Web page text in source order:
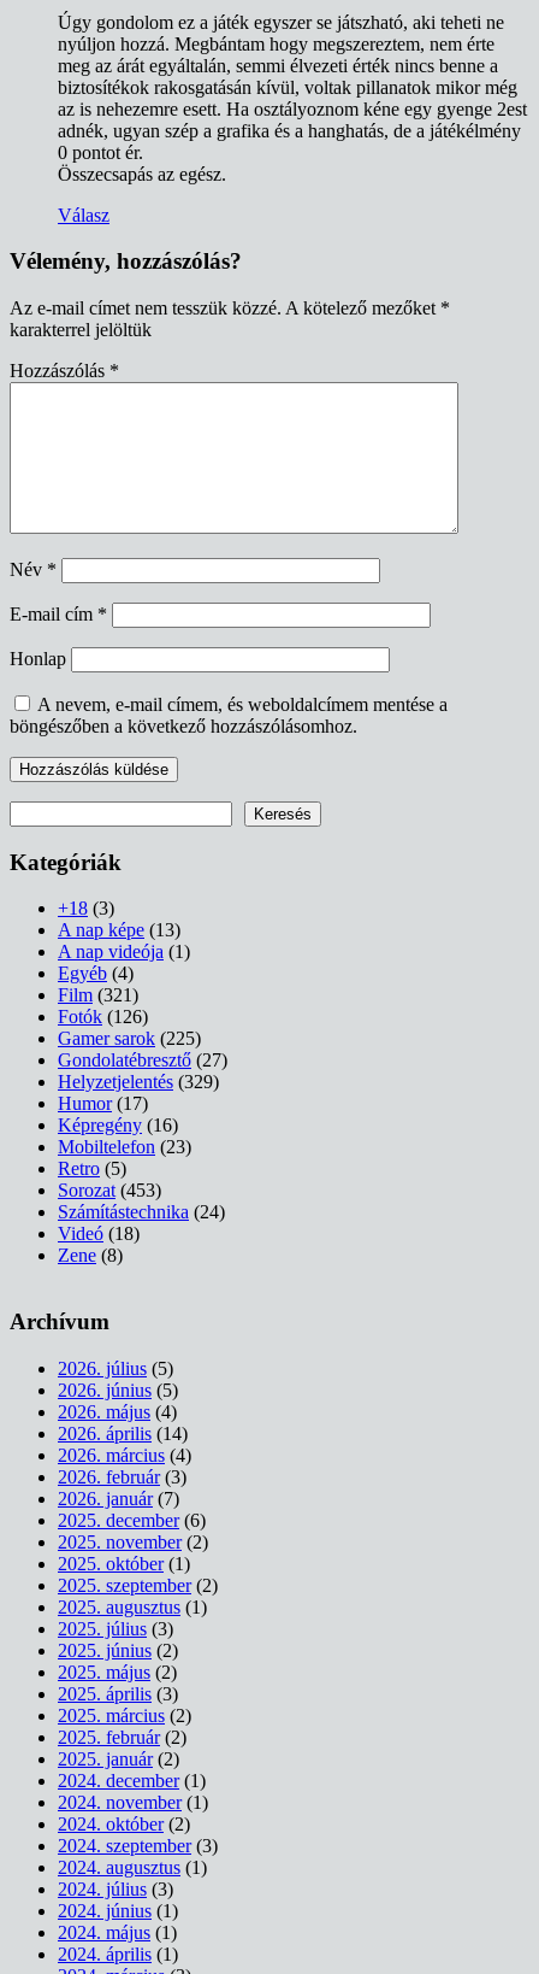
Úgy gondolom ez a játék egyszer se játszható, aki teheti ne
nyúljon hozzá. Megbántam hogy megszereztem, nem érte
meg az árát egyáltalán, semmi élvezeti érték nincs benne a
biztosítékok rakosgatásán kívül, voltak pillanatok mikor még
az is nehezemre esett. Ha osztályoznom kéne egy gyenge 2est
adnék, ugyan szép a grafika és a hanghatás, de a játékélmény
0 pontot ér.
Összecsapás az egész.
Válasz
Vélemény, hozzászólás?
Az e-mail címet nem tesszük közzé. A kötelező mezőket *
karakterrel jelöltük
Hozzászólás *
Név *
E-mail cím *
Honlap
A nevem, e-mail címem, és weboldalcímem mentése a
böngészőben a következő hozzászólásomhoz.
Keresés
Kategóriák
+18 (3)
A nap képe (13)
A nap videója (1)
Egyéb (4)
Film (321)
Fotók (126)
Gamer sarok (225)
Gondolatébresztő (27)
Helyzetjelentés (329)
Humor(17)
Képregény (16)
Mobiltelefon (23)
Retro (5)
Sorozat (453)
Számítástechnika (24)
Videó (18)
Zene (8)
Archívum
2026. július (5)
2026. június (5)
2026. május (4)
2026. április (14)
2026. március (4)
2026. február(3)
2026. január(7)
2025. december(6)
2025. november(2)
2025. október(1)
2025. szeptember(2)
2025. augusztus (1)
2025. július (3)
2025. június (2)
2025. május (2)
2025. április (3)
2025. március (2)
2025. február(2)
2025. január(2)
2024. december(1)
2024. november(1)
2024. október(2)
2024. szeptember(3)
2024. augusztus (1)
2024. július (3)
2024. június (1)
2024. május (1)
2024. április (1)